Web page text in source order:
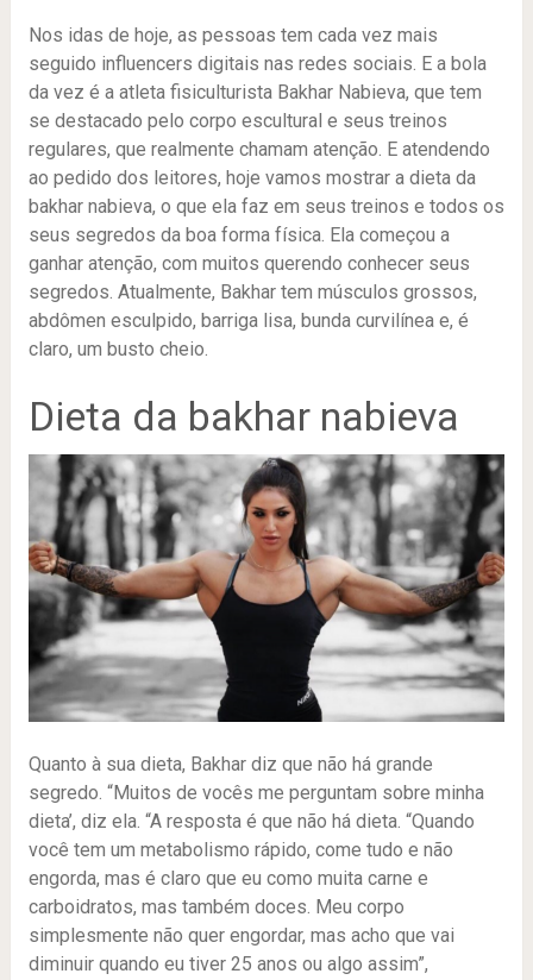
Nos idas de hoje, as pessoas tem cada vez mais
seguido influencers digitais nas redes sociais. E a bola
da vez é a atleta fisiculturista Bakhar Nabieva, que tem
se destacado pelo corpo escultural e seus treinos
regulares, que realmente chamam atenção. E atendendo
ao pedido dos leitores, hoje vamos mostrar a dieta da
bakhar nabieva, o que ela faz em seus treinos e todos os
seus segredos da boa forma física. Ela começou a
ganhar atenção, com muitos querendo conhecer seus
segredos. Atualmente, Bakhar tem músculos grossos,
abdômen esculpido, barriga lisa, bunda curvilínea e, é
claro, um busto cheio.
Dieta da bakhar nabieva
Quanto à sua dieta, Bakhar diz que não há grande
segredo. “Muitos de vocês me perguntam sobre minha
dieta’, diz ela. “A resposta é que não há dieta. “Quando
você tem um metabolismo rápido, come tudo e não
engorda, mas é claro que eu como muita carne e
carboidratos, mas também doces. Meu corpo
simplesmente não quer engordar, mas acho que vai
diminuir quando eu tiver 25 anos ou algo assim”,